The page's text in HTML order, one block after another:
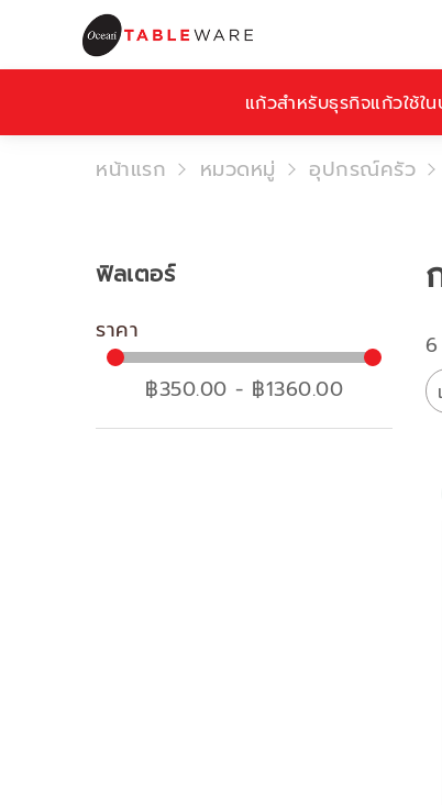
แก้วสำหรับธุรกิจแก้วใช้ใ
หน้าแรก หมวดหมู่ อุปกรณ์ครัว
ฟิลเตอร์
ราคา
฿350.00 - ฿1360.00